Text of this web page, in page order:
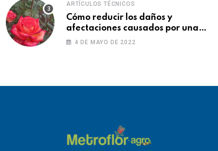
ARTÍCULOS TÉCNICOS
Cómo reducir los daños y
afectaciones causados por una
fitotoxicidad
4 DE MAYO DE 2022